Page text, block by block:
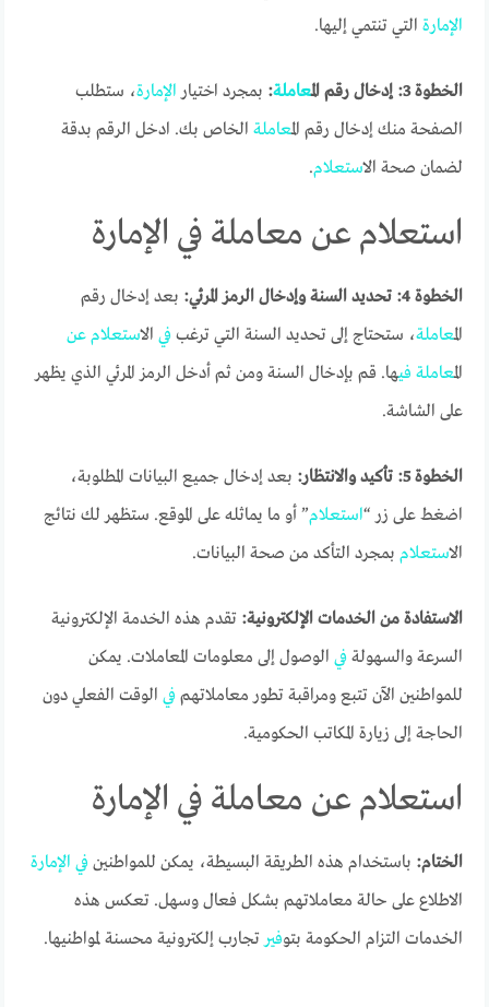
الإمارة التي تنتمي إليها.
الخطوة 3: إدخال رقم ال معاملة: بمجرد اختيار الإمارة، ستطلب
الصفحة منك إدخال رقم المعاملة الخاص بك. ادخل الرقم بدقة
لضمان صحة الاستعلام.
استعلام عن معاملة في الإمارة
الخطوة 4: تحديد السنة وإدخال الرمز المرئي:
بعد إدخال رقم
المعاملة، ستحتاج إلى تحديد السنة التي ترغبفي الاستعلام عن
المعاملة فيها. قم بإدخال السنة ومن ثم أدخل الرمز المرئي الذي يظهر
على الشاشة.
الخطوة 5: تأكيد والانتظار:
بعد إدخال جميع البيانات المطلوبة،
اضغط على زر “استعلام” أو ما يماثله على الموقع. ستظهر لك نتائج
الاستعلام بمجرد التأكد من صحة البيانات.
الاستفادة من الخدمات الإلكترونية: تقدم هذه الخدمة الإلكترونية
السرعة والسهولةفي الوصول إلى معلومات المعاملات. يمكن
للمواطنين الآن تتبع ومراقبة تطور معاملاتهمفي الوقت الفعلي دون
الحاجة إلى زيارة المكاتب الحكومية.
استعلام عن معاملة في الإمارة
الختام: باستخدام هذه الطريقة البسيطة، يمكن للمواطنينفي الإمارة
الاطلاع على حالة معاملاتهم بشكل فعال وسهل. تعكس هذه
الخدمات التزام الحكومة بتوفي ر تجارب إلكترونية محسنة لمواطنيها.